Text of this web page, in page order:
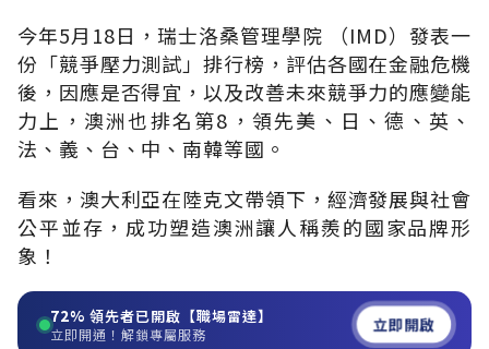
今年5月18日，瑞士洛桑管理學院 （IMD）發表一
份「競爭壓力測試」排行榜，評估各國在金融危機
後，因應是否得宜，以及改善未來競爭力的應變能
力上，澳洲也排名第8，領先美、日、德、英、
法、義、台、中、南韓等國。
看來，澳大利亞在陸克文帶領下，經濟發展與社會
公平並存，成功塑造澳洲讓人稱羨的國家品牌形
象！
72% 領先者已開啟【職場雷達】
立即開通！解鎖專屬服務 立即開啟